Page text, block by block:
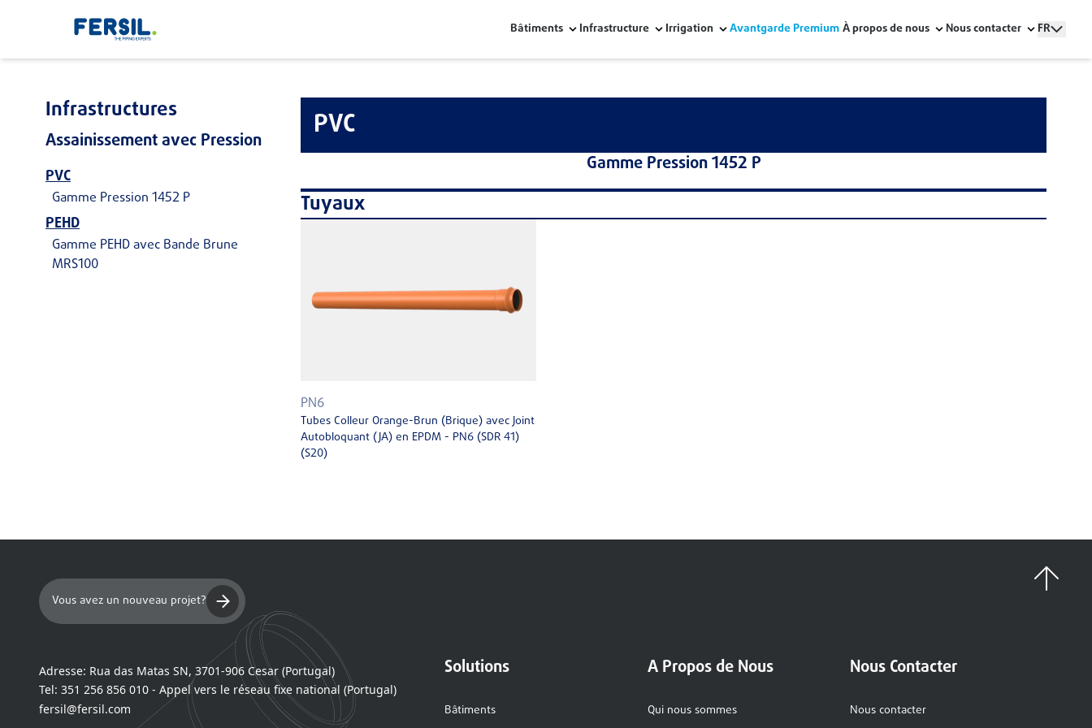
Bâtiments Infrastructure Irrigation Avantgarde PremiumÀ propos de nous Nous contacter FR
Infrastructures
Assainissement avec Pression
PVC
Gamme Pression 1452 P
PEHD
Gamme PEHD avec Bande Brune
MRS100
PVC
Gamme Pression 1452 P
Tuyaux
PN6
Tubes Colleur Orange-Brun (Brique) avec Joint
Autobloquant (JA) en EPDM - PN6 (SDR 41)
(S20)
Vous avez un nouveau projet?
Adresse: Rua das Matas SN, 3701-906 Cesar (Portugal)
Tel: 351 256 856 010 - Appel vers le réseau fixe national (Portugal)
fersil@fersil.com
Solutions
Bâtiments
A Propos de Nous
Qui nous sommes
Nous Contacter
Nous contacter